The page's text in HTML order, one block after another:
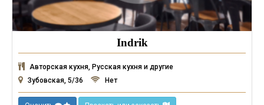
Indrik
Авторская кухня, Русская кухня и другие
Зубовская, 5/36
Нет